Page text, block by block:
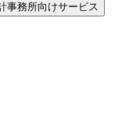
事務所向けサービス